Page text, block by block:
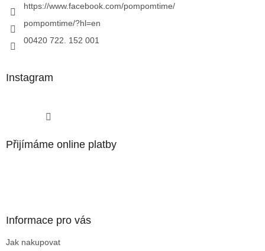
https://www.facebook.com/pompomtime/
pompomtime/?hl=en
00420 722. 152 001
Instagram
Přijímáme online platby
Informace pro vás
Jak nakupovat